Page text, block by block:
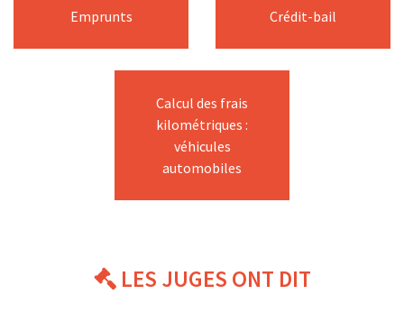
Emprunts Crédit-bail
Calcul des frais
kilométriques :
véhicules
automobiles
LES JUGES ONT DIT